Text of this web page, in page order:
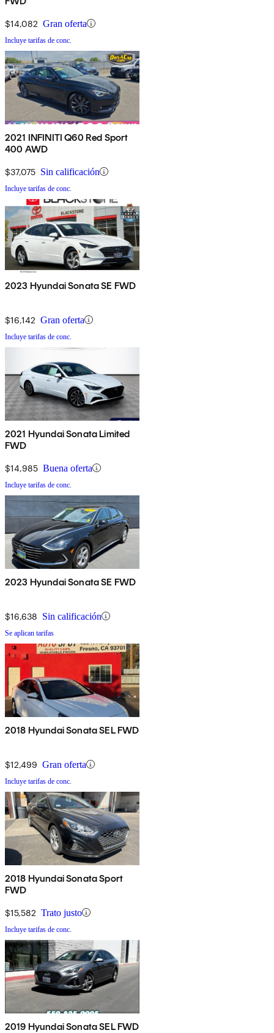
$14,082 Gran oferta
Incluye tarifas de conc.
2021 INFINITI Q60 Red Sport
400 AWD
$37,075 Sin calificación
Incluye tarifas de conc.
2023 Hyundai Sonata SE FWD
$16,142 Gran oferta
Incluye tarifas de conc.
2021 Hyundai Sonata Limited
FWD
$14,985 Buena oferta
Incluye tarifas de conc.
2023 Hyundai Sonata SE FWD
$16,638 Sin calificación
Se aplican tarifas
2018 Hyundai Sonata SEL FWD
$12,499 Gran oferta
Incluye tarifas de conc.
2018 Hyundai Sonata Sport
FWD
$15,582 Trato justo
Incluye tarifas de conc.
2019 Hyundai Sonata SEL FWD